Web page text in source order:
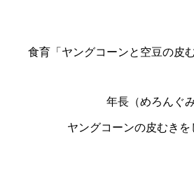
食育「ヤングコーンと空豆の皮
年長（めろんぐみ
ヤングコーンの皮むきを